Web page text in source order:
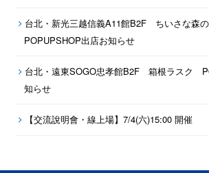
台北・新光三越信義A11館B2F ちいさな森
POPUPSHOP出店お知らせ
台北・遠東SOGO忠孝館B2F 箱根ラスク
知らせ
【交流說明會・線上場】7/4(六)15:00 開催